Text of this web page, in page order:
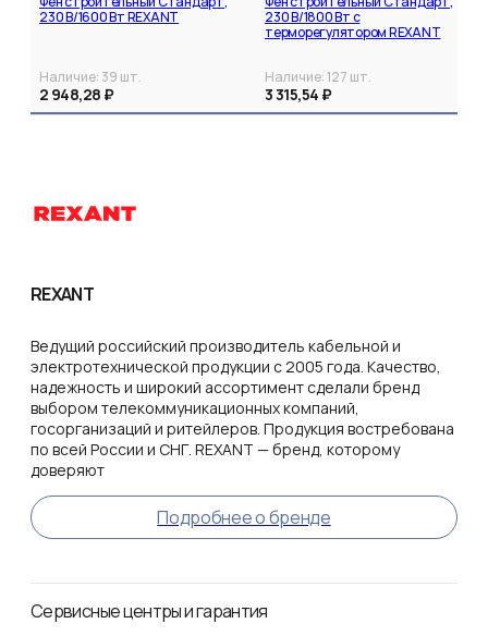
230 В/1600 Вт REXANT
Наличие: 39 шт.
2 948,28 ₽
230 В/1800 Вт с
терморегулятором REXANT
Наличие:127 шт.
3 315,54 ₽
REXANT
Ведущий российский производитель кабельной и
электротехнической продукции с 2005 года. Качество,
надежность и широкий ассортимент сделали бренд
выбором телекоммуникационных компаний,
госорганизаций и ритейлеров. Продукция востребована
по всей России и СНГ. REXANT — бренд, которому
доверяют
Подробнее о бренде
Сервисные центры и гарантия